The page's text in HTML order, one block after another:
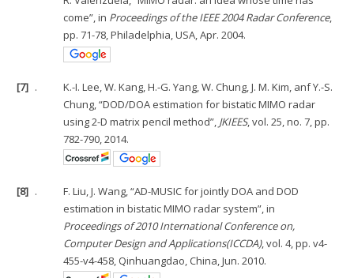
come”, in Proceedings of the IEEE 2004 Radar Conference,
pp. 71-78, Philadelphia, USA, Apr. 2004.
[7] .
K.-I. Lee, W. Kang, H.-G. Yang, W. Chung, J. M. Kim, anf Y.-S.
Chung, “DOD/DOA estimation for bistatic MIMO radar
using 2-D matrix pencil method”, JKIEES, vol. 25, no. 7, pp.
782-790, 2014.
[8] .
F. Liu, J. Wang, “AD-MUSIC for jointly DOA and DOD
estimation in bistatic MIMO radar system”, in
Proceedings of 2010 International Conference on,
Computer Design and Applications(ICCDA), vol. 4, pp. v4-
455-v4-458, Qinhuangdao, China, Jun. 2010.